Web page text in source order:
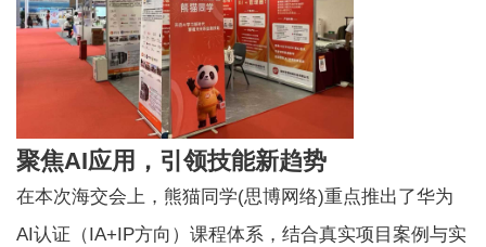
聚焦AI应用，引领技能新趋势
在本次海交会上，熊猫同学(思博网络)重点推出了华为
AI认证（IA+IP方向）课程体系，结合真实项目案例与实